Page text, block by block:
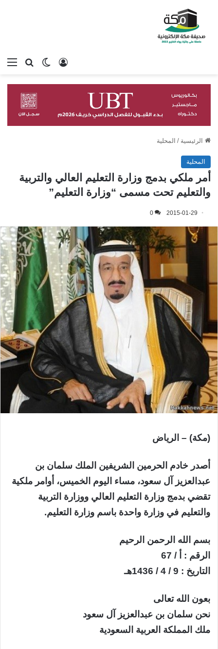
بحثالوضع
تسجيل الدخول
الرئيسية / المحلية
المحلية
أمر ملكي بدمج وزارة التعليم العالي والتربية
والتعليم تحت مسمى “وزارة التعليم”
2015-01-29
0
(مكة) – الرياض
أصدر خادم الحرمين الشريفين الملك سلمان بن
عبدالعزيز آل سعود، مساء اليوم الخميس، أوامر ملكية
تقضي بدمج وزارة التعليم العالي ووزارة التربية
والتعليم في وزارة واحدة باسم وزارة التعليم.
بسم الله الرحمن الرحيم
الرقم : أ / 67
التاريخ : 9 / 4 / 1436هـ
بعون الله تعالى
نحن سلمان بن عبدالعزيز آل سعود
ملك المملكة العربية السعودية